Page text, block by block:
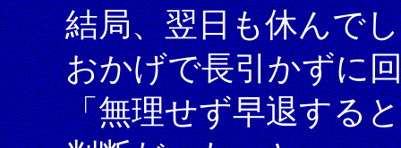
結局、翌日も休んで
おかげで長引かずに
「無理せず早退する